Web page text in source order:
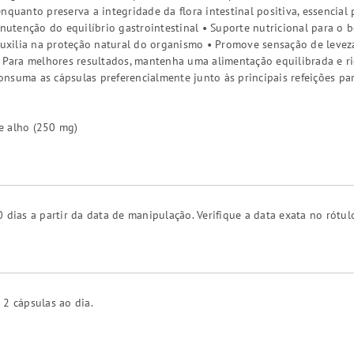
preserva a integridade da flora intestinal positiva, essencial
do equilíbrio gastrointestinal • Suporte nutricional para o
na proteção natural do organismo • Promove sensação de
melhores resultados, mantenha uma alimentação equilibrada e
as cápsulas preferencialmente junto às principais refeições
alho (250 mg)
a partir da data de manipulação. Verifique a data exata no
cápsulas ao dia.